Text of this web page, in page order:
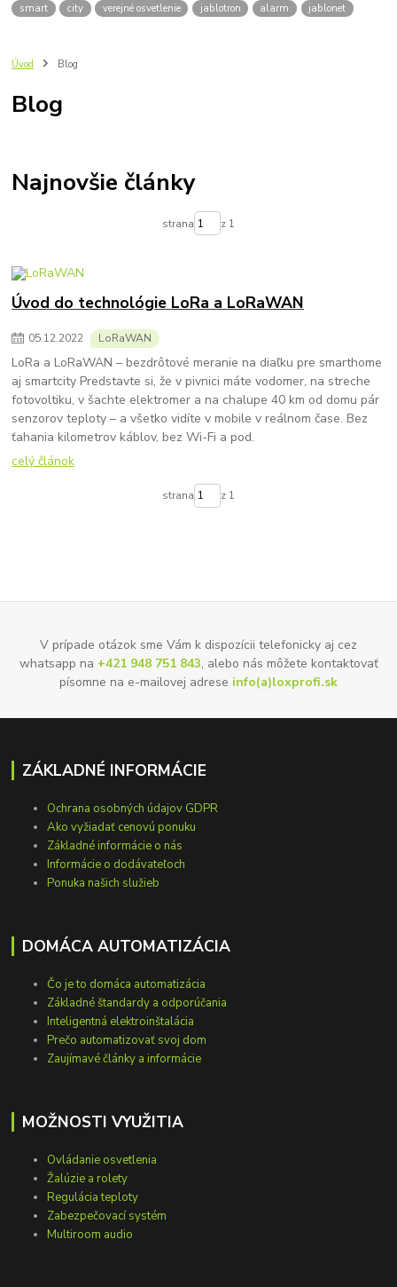
smart
city verejné osvetlenie jablotron alarm jablonet
Úvod Blog
Blog
Najnovšie články
strana z 1
Úvod do technológie LoRa a LoRaWAN
05.12.2022 LoRaWAN
LoRa a LoRaWAN – bezdrôtové meranie na diaľku pre smarthome
aj smartcity Predstavte si, že v pivnici máte vodomer, na streche
fotovoltiku, v šachte elektromer a na chalupe 40 km od domu pár
senzorov teploty – a všetko vidíte v mobile v reálnom čase. Bez
ťahania kilometrov káblov, bez Wi-Fi a pod.
celý článok
strana z 1
V prípade otázok sme Vám k dispozícii telefonicky aj cez
whatsapp na +421 948 751 843, alebo nás môžete kontaktovať
písomne na e-mailovej adrese info(a)loxprofi.sk
ZÁKLADNÉ INFORMÁCIE
Ochrana osobných údajov GDPR
Ako vyžiadať cenovú ponuku
Základné informácie o nás
Informácie o dodávateľoch
Ponuka našich služieb
DOMÁCA AUTOMATIZÁCIA
Čo je to domáca automatizácia
Základné štandardy a odporúčania
Inteligentná elektroinštalácia
Prečo automatizovať svoj dom
Zaujímavé články a informácie
MOŽNOSTI VYUŽITIA
Ovládanie osvetlenia
Žalúzie a rolety
Regulácia teploty
Zabezpečovací systém
Multiroom audio